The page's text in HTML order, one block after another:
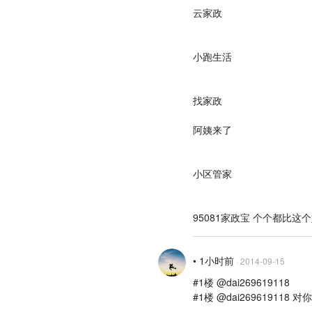
云家政
小跑生活
找家政
阿姨来了
小区管家
95081家政宝 个个都比这
• 1小时前 · 2014-09-15
#1楼 @dai269619118
#1楼 @dai269619118 对